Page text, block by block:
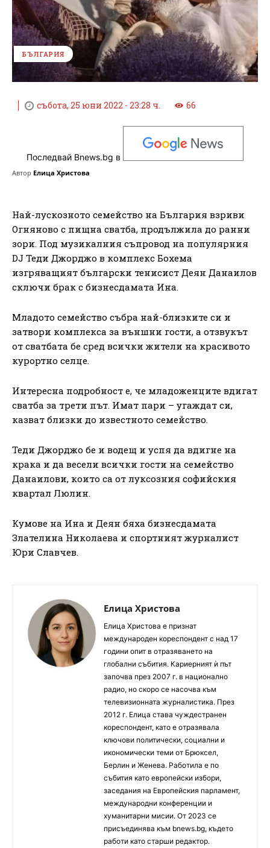
БЪЛГАРИЯ
събота, 25 юни 2022 - 23:28 ч. 66
Последвай Bnews.bg в
Автор Елица Христова
Най-лускозното семейство на България взриви
Огняново с пищна сватба, продължила до ранни
зори. Под музикалния съпровод на популярния
DJ Теди Джорджо в комплекс Бохема
изгряващият български тенисист Деян Данаилов
сключи брак с бизнесдамата Ина.
Младото семейство събра най-близките си и
затвори комплекса за външни гости, а отзвукът
от сватбата бе сред всички жители на красивото
курортно селце.
Интересна подробност е, че младоженците вдигат
сватба за трети път. Имат пари – угаждат си,
казват близки до известното семейство.
Теди Джорджо бе и водещ и успя да вдигне на
крака и да весели всички гости на семейство
Данаилови, които са от луксозния софийския
квартал Люлин.
Кумове на Ина и Деян бяха бизнесдамата
Злателина Николаева и спортният журналист
Юри Славчев.
Елица Христова
Елица Христова е признат
международен кореспондент с над 17
години опит в отразяването на
глобални събития. Кариерният ѝ път
започва през 2007 г. в национално
радио, но скоро се насочва към
телевизионната журналистика. През
2012 г. Елица става чуждестранен
кореспондент, като е отразявала
ключови политически, социални и
икономически теми от Брюксел,
Берлин и Женева. Работила е по
събития като европейски избори,
заседания на Европейския парламент,
международни конференции и
хуманитарни мисии. От 2023 се
присъединява към bnews.bg, където
работи като старши редактор.